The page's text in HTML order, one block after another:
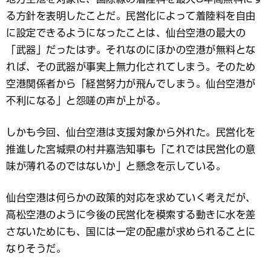
る方針を表明したことだ。民営化によって着陸料を自由
に設定できるようになったことは、仙台空港の最大の
「武器」だったはず。それなのにほかの空港が無料とな
れば、その武器が事実上無力化されてしまう。そのため
空港関係者から「経営努力が飛んでしまう。仙台空港が
不利になる」と怨嗟の声が上がる。
しかも今回、仙台空港は支援対象から外れた。民営化を
推進した宮城県の村井嘉浩知事も「これでは民営化の意
味が薄れるのではないか」と懸念を示している。
仙台空港は何らかの政策的対応を求めていく考えだが、
高松空港のように今後の民営化を模索する動きに水を差
さないためにも、国には一定の配慮が求められることに
なりそうだ。